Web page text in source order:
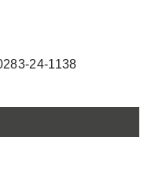
24-1138